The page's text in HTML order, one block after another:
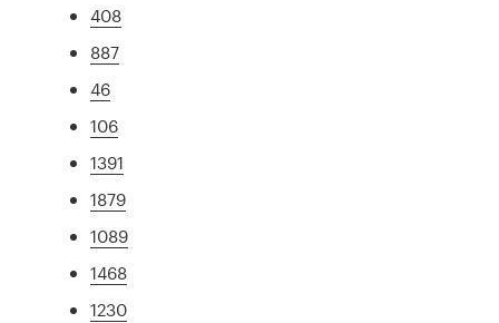
408
887
46
106
1391
1879
1089
1468
1230